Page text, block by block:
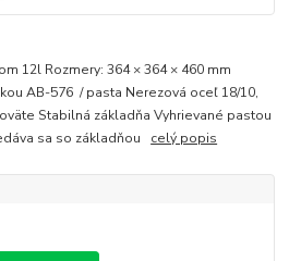
12l Rozmery: 364 × 364 × 460 mm
AB-576 / pasta Nerezová oceľ 18/10,
Stabilná základňa Vyhrievané pastou
sa so základňou celý popis